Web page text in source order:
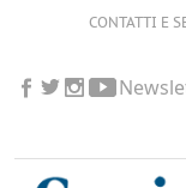
CONTATTI E